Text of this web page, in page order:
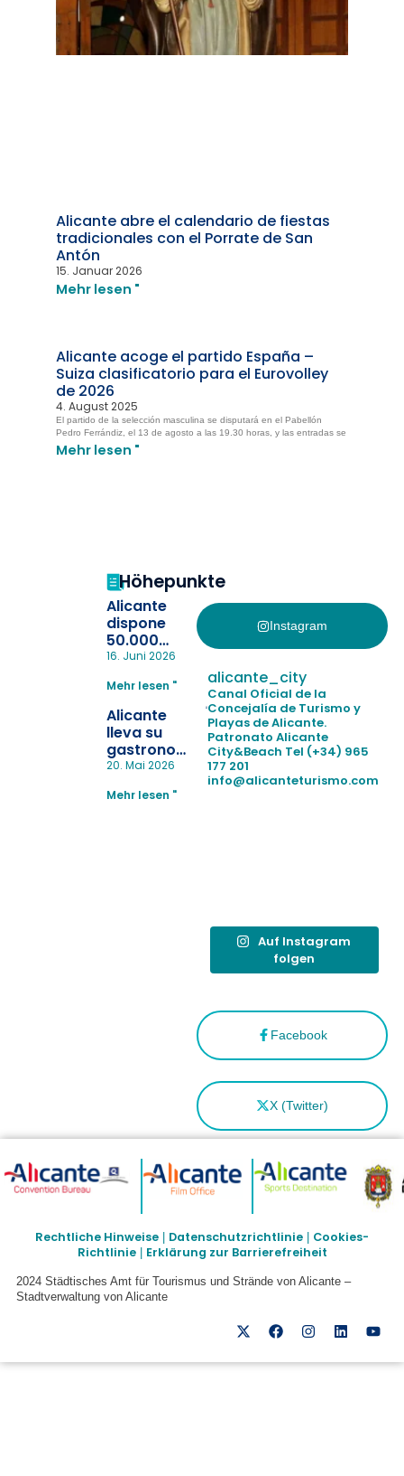
Alicante abre el calendario de fiestas
tradicionales con el Porrate de San
Antón
15. Januar 2026
Mehr lesen "
Alicante acoge el partido España –
Suiza clasificatorio para el Eurovolley
de 2026
4. August 2025
El partido de la selección masculina se disputará en el Pabellón
Pedro Ferrándiz, el 13 de agosto a las 19.30 horas, y las entradas se
Mehr lesen "
Höhepunkte
Alicante
dispone
50.000
pulseras
la
pérdida de niños
en las
playas y
realiza con
simulacro de socorrismo
16. Juni 2026
Mehr lesen "
Alicante
lleva su
gastronomía
a Madrid
reforzar el
20. Mai 2026
Mehr lesen "
Instagram
Facebook
X (Twitter)
alicante_city
Canal Oficial de la
Concejalía de Turismo y
Playas de Alicante.
Patronato Alicante
City&Beach Tel (+34) 965
177 201
info@alicanteturismo.com
Auf Instagram
folgen
Rechtliche Hinweise Datenschutzrichtlinie
Cookies-
Richtlinie| Erklärung zur Barrierefreiheit
2024 Städtisches Amt für Tourismus und Strände von Alicante –
Stadtverwaltung von Alicante